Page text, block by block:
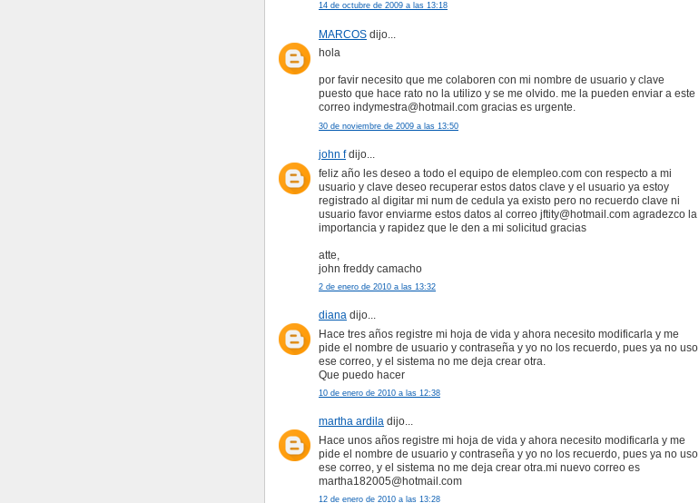
14 de octubre de 2009 a las 13:18
MARCOS dijo...
hola
por favir necesito que me colaboren con mi nombre de usuario y clave
puesto que hace rato no la utilizo y se me olvido. me la pueden enviar a este
correo indymestra@hotmail.com gracias es urgente.
30 de noviembre de 2009 a las 13:50
john fdijo...
feliz año les deseo a todo el equipo de elempleo.com con respecto a mi
usuario y clave deseo recuperar estos datos clave y el usuario ya estoy
registrado al digitar mi num de cedula ya existo pero no recuerdo clave ni
usuario favor enviarme estos datos al correo jftity@hotmail.com agradezco la
importancia y rapidez que le den a mi solicitud gracias
atte,
john freddy camacho
2 de enero de 2010 a las 13:32
diana dijo...
Hace tres años registre mi hoja de vida y ahora necesito modificarla y me
pide el nombre de usuario y contraseña y yo no los recuerdo, pues ya no uso
ese correo, y el sistema no me deja crear otra.
Que puedo hacer
10 de enero de 2010 a las 12:38
martha ardila dijo...
Hace unos años registre mi hoja de vida y ahora necesito modificarla y me
pide el nombre de usuario y contraseña y yo no los recuerdo, pues ya no uso
ese correo, y el sistema no me deja crear otra.mi nuevo correo es
martha182005@hotmail.com
12 de enero de 2010 a las 13:28